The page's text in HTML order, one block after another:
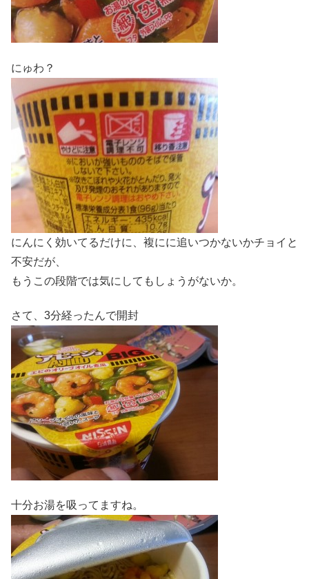
にゅわ？
にんにく効いてるだけに、複にに追いつかないかチョイと
不安だが、
もうこの段階では気にしてもしょうがないか。
さて、3分経ったんで開封
十分お湯を吸ってますね。